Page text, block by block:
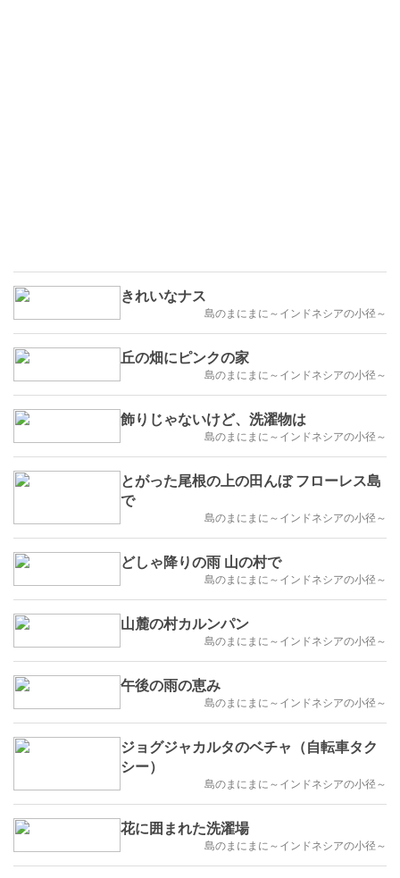
きれいなナス
島のまにまに～インドネシアの小径～
丘の畑にピンクの家
島のまにまに～インドネシアの小径～
飾りじゃないけど、洗濯物は
島のまにまに～インドネシアの小径～
とがった尾根の上の田んぼ フローレス島
で
島のまにまに～インドネシアの小径～
どしゃ降りの雨 山の村で
島のまにまに～インドネシアの小径～
山麓の村カルンパン
島のまにまに～インドネシアの小径～
午後の雨の恵み
島のまにまに～インドネシアの小径～
ジョグジャカルタのベチャ（自転車タク
シー）
島のまにまに～インドネシアの小径～
花に囲まれた洗濯場
島のまにまに～インドネシアの小径～